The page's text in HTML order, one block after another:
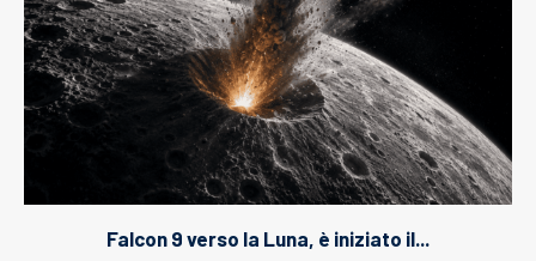
Falcon 9 verso la Luna, è iniziato il...